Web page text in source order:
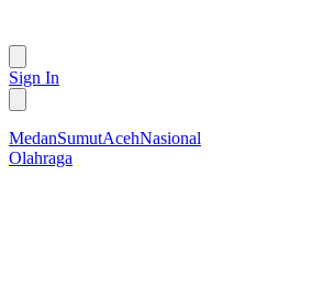
Sign In
MedanSumutAcehNasional
Olahraga